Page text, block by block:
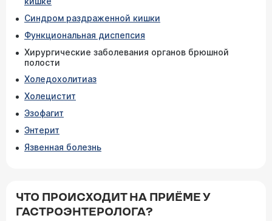
Синдром раздраженной кишки
Функциональная диспепсия
Хирургические заболевания органов брюшной
полости
Холедохолитиаз
Холецистит
Эзофагит
Энтерит
Язвенная болезнь
ЧТО ПРОИСХОДИТ НА ПРИЁМЕ У
ГАСТРОЭНТЕРОЛОГА?